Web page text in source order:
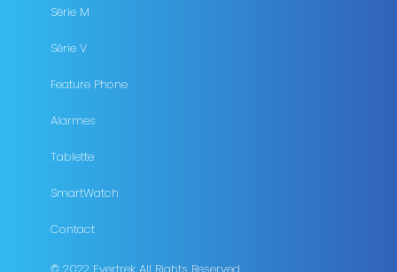
Série M
Série V
Feature Phone
Alarmes
Tablette
SmartWatch
Contact